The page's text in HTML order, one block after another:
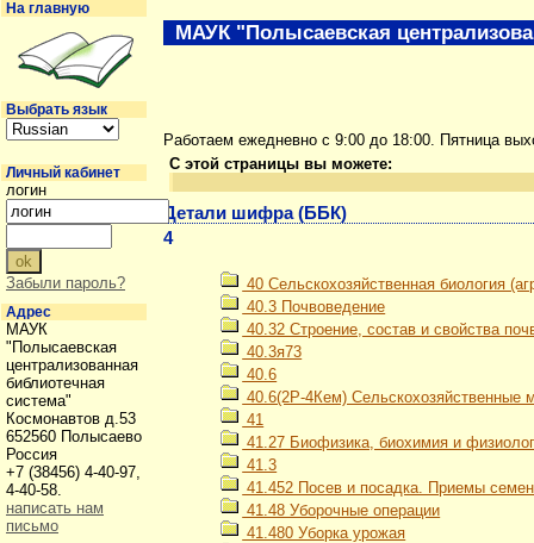
Работаем ежедневно с 9:00 до 18:00. Пятница
С этой страницы вы можете:
Детали шифра (ББК)
4
40 Сельскохозяйственная биология
40.3 Почвоведение
40.32 Строение, состав и свойства
40.3я73
40.6
40.6(2Р-4Кем) Сельскохозяйственные
41
41.27 Биофизика, биохимия и
41.3
41.452 Посев и посадка. Приемы
41.48 Уборочные операции
41.480 Уборка урожая
МАУК "Полысаевская
На главную
Выбрать язык
Личный кабинет
логин
Забыли пароль?
Адрес
МАУК
"Полысаевская
централизованная
библиотечная
система"
Космонавтов д.53
652560 Полысаево
Россия
+7 (38456) 4-40-97,
4-40-58.
написать нам
письмо